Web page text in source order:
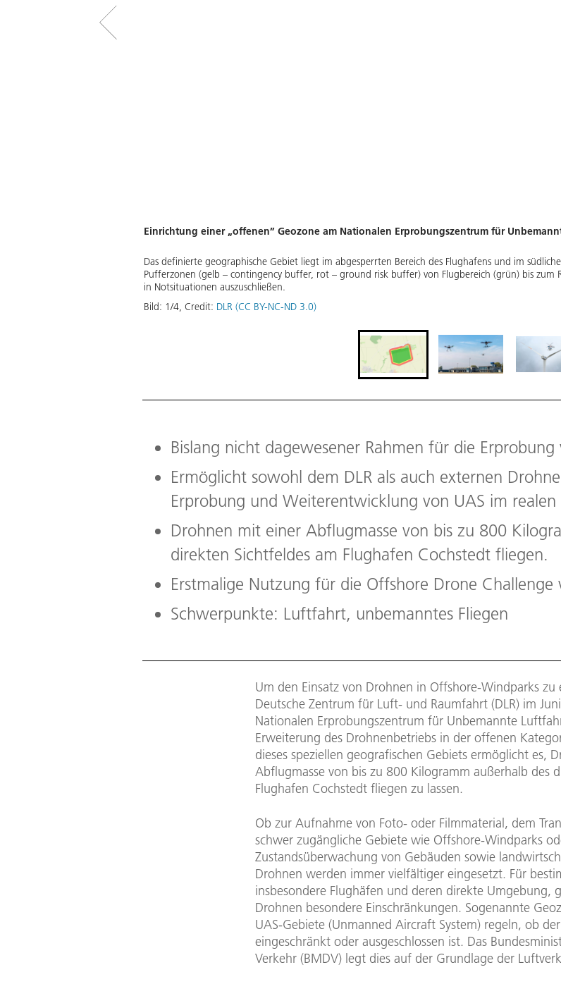
Einrichtung einer „offenen” Geozone am Nationalen Erprobungszentrum für
Das definierte geographische Gebiet liegt im abgesperrten Bereich des Flughafens und im
Pufferzonen (gelb – contingency buffer, rot – ground risk buffer) von Flugbereich (grün) bis zum
in Notsituationen auszuschließen.
Bild: 1/4, Credit: DLR (CC BY-NC-ND 3.0)
Bislang nicht dagewesener Rahmen für die
Ermöglicht sowohl dem DLR als auch externen
Erprobung und Weiterentwicklung von UAS im realen
Drohnen mit einer Abflugmasse von bis zu 800
direkten Sichtfeldes am Flughafen Cochstedt fliegen.
Erstmalige Nutzung für die Offshore Drone Challenge
Schwerpunkte: Luftfahrt, unbemanntes Fliegen
Um den Einsatz von Drohnen in Offshore-Windparks
Deutsche Zentrum für Luft- und Raumfahrt (DLR) im
Nationalen Erprobungszentrum für Unbemannte
Erweiterung des Drohnenbetriebs in der offenen
dieses speziellen geografischen Gebiets ermöglicht es,
Abflugmasse von bis zu 800 Kilogramm außerhalb des
Flughafen Cochstedt fliegen zu lassen.
Ob zur Aufnahme von Foto- oder Filmmaterial, dem
schwer zugängliche Gebiete wie Offshore-Windparks
Zustandsüberwachung von Gebäuden sowie
Drohnen werden immer vielfältiger eingesetzt. Für
insbesondere Flughäfen und deren direkte Umgebung,
Drohnen besondere Einschränkungen. Sogenannte
UAS-Gebiete (Unmanned Aircraft System) regeln, ob
eingeschränkt oder ausgeschlossen ist. Das
Verkehr (BMDV) legt dies auf der Grundlage der